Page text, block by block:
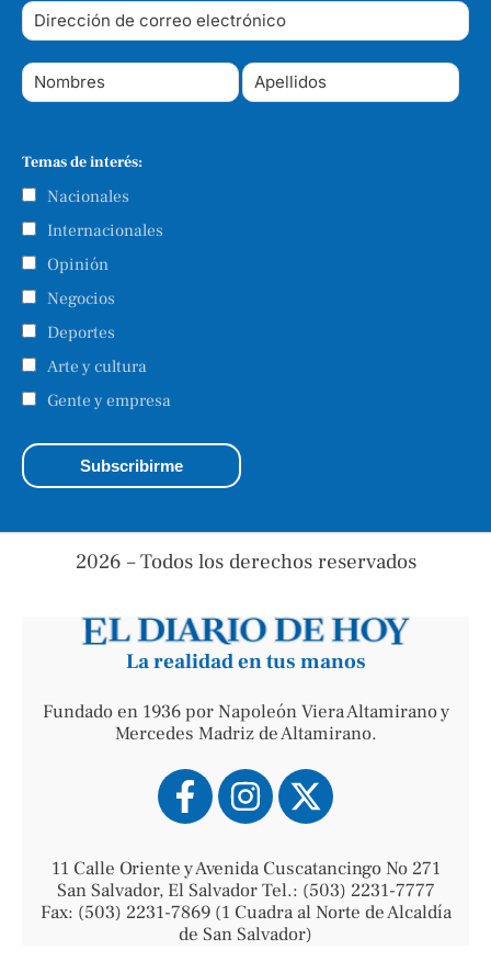
Temas de interés:
Nacionales
Internacionales
Opinión
Negocios
Deportes
Arte y cultura
Gente y empresa
2026 – Todos los derechos reservados
La realidad en tus manos
Fundado en 1936 por Napoleón Viera Altamirano y
Mercedes Madriz de Altamirano.
11 Calle Oriente y Avenida Cuscatancingo No 271
San Salvador, El Salvador Tel.: (503) 2231-7777
Fax: (503) 2231-7869 (1 Cuadra al Norte de Alcaldía
de San Salvador)